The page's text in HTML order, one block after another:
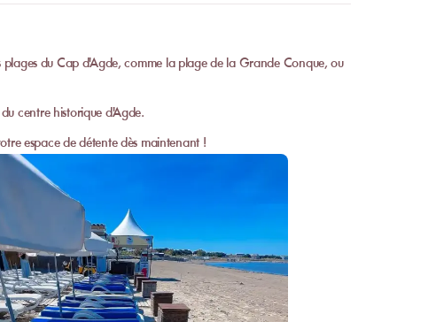
du Cap d'Agde, comme la plage de la Grande Conque, ou
centre historique d'Agde.
espace de détente dès maintenant !